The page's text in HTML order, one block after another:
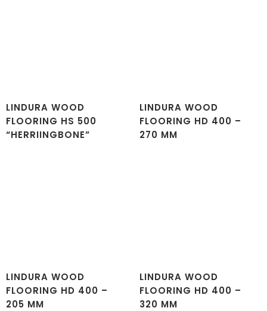
LINDURA WOOD
FLOORING HS 500
“HERRIINGBONE”
LINDURA WOOD
FLOORING HD 400 –
270 MM
LINDURA WOOD
FLOORING HD 400 –
205 MM
LINDURA WOOD
FLOORING HD 400 –
320 MM